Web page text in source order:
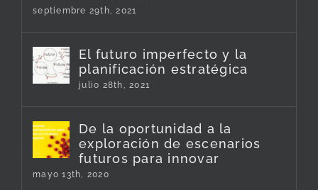
septiembre 29th, 2021
El futuro imperfecto y la
planificación estratégica
julio 28th, 2021
De la oportunidad a la
exploración de escenarios
futuros para innovar
mayo 13th, 2020